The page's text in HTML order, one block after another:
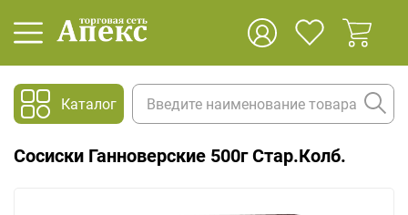
Каталог
Сосиски Ганноверские 500г Стар.Колб.